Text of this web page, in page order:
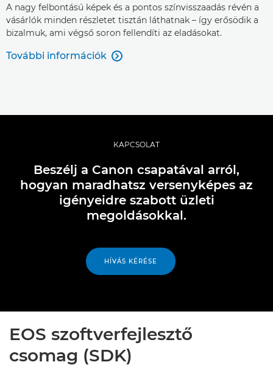
A nagy felbontású képek és a pontos színvisszaadás révén a
vásárlók minden részletet tisztán láthatnak – így erősödik a
bizalmuk, ami végső soron fellendíti az eladásokat.
További információk 
KAPCSOLAT
Beszélj a Canon csapatával arról,
hogyan maradhatsz versenyképes az
igényeidre szabott üzleti
megoldásokkal.
HÍVÁS KÉRÉSE
EOS szoftverfejlesztő
csomag (SDK)